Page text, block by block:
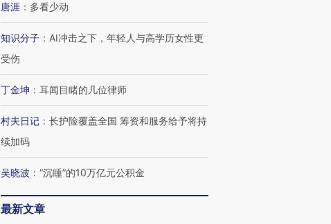
唐涯 ： 多看少动
知识分子 ： AI冲击之下，年轻人与高学历女性更
受伤
丁金坤 ： 耳闻目睹的几位律师
村夫日记 ： 长护险覆盖全国 筹资和服务给予将持
续加码
吴晓波 ： “沉睡”的10万亿元公积金
最新文章